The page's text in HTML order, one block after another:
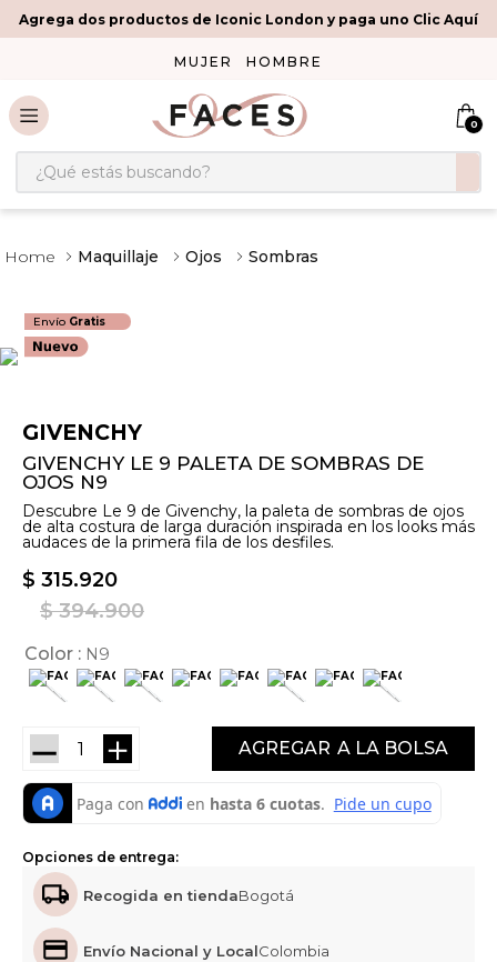
Agrega dos productos de Iconic London y paga uno Clic Aquí
MUJER HOMBRE
0
¿Qué estás buscando?
Maquillaje Ojos Sombras
Envío Gratis
GIVENCHY
GIVENCHY LE 9 PALETA DE SOMBRAS DE
OJOS N9
Descubre Le 9 de Givenchy, la paleta de sombras de ojos
de alta costura de larga duración inspirada en los looks más
audaces de la primera fila de los desfiles.
$ 315.920
$ 394.900
Color N9
＋
－ AGREGAR
Opciones de entrega:
Recogida en tiendaBogotá
Envío Nacional y LocalColombia